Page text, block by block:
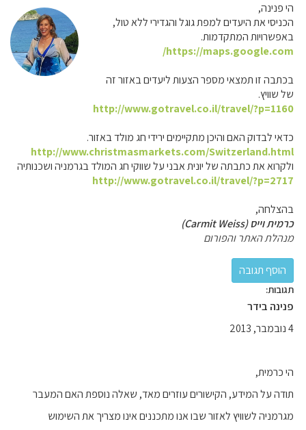
הי פנינה,
הכניסי את היעדים למפת גוגל והגדירי ללא טול,
באפשרויות המתקדמות.
https://maps.google.com/
בכתבה זו תמצאי מספר הצעות ליעדים באזור זה
של שוויץ.
http://www.gotravel.co.il/travel/?p=1160
כדאי לבדוק האם והיכן מתקיימים ירידי חג מולד באזור.
http://www.christmasmarkets.com/Switzerland.html
ולקרוא את כתבתה של יונית אבני על שווקי חג המולד בגרמניה ושכנותיה
http://www.gotravel.co.il/travel/?p=2717
בהצלחה,
כרמית וייס (Carmit Weiss)
מנהלת האתר והפורום
תגובות:
פנינה בידר
4 נובמבר, 2013
הי כרמית,
תודה על המידע, הקישורים עוזרים מאד, שאלה נוספת האם המעבר
מגרמניה לשוויץ לאזור שבו אנו מתכננים אינו מצריך את השימוש